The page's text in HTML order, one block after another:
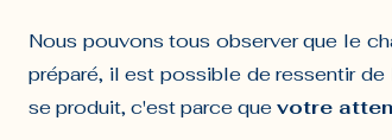
Nous pouvons tous observer que le
préparé, il est possible de ressentir de
se produit, c'est parce que votre